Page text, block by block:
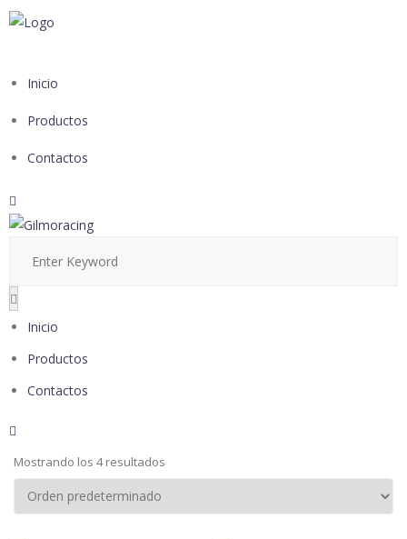
Inicio
Productos
Contactos
Inicio
Productos
Contactos
Mostrando los 4 resultados